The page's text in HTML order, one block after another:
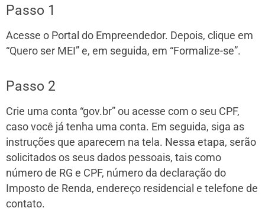
Passo 1
Acesse o Portal do Empreendedor. Depois, clique em
“Quero ser MEI” e, em seguida, em “Formalize-se”.
Passo 2
Crie uma conta “gov.br” ou acesse com o seu CPF,
caso você já tenha uma conta. Em seguida, siga as
instruções que aparecem na tela. Nessa etapa, serão
solicitados os seus dados pessoais, tais como
número de RG e CPF, número da declaração do
Imposto de Renda, endereço residencial e telefone de
contato.